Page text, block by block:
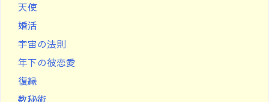
天使
婚活
宇宙の法則
年下の彼恋愛
復縁
数秘術